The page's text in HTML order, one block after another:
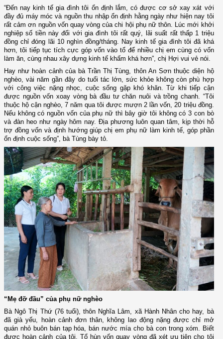
“Đến nay kinh tế gia đình tôi ổn định lắm, có được cơ sở xay xát với
đầy đủ máy móc và nguồn thu nhập ổn định hằng ngày như hiện nay tôi
rất cảm ơn nguồn vốn quay vòng của chi hội phụ nữ thôn. Lúc mới khởi
nghiệp số tiền này đối với gia đình tôi rất quý, lãi suất rất thấp 1 triệu
đồng chỉ đóng lãi 10 nghìn đồng/tháng. Nay kinh tế gia đình tôi đã khá
hơn, tôi tiếp tục tích cực góp vốn vào tổ để nhiều chị em cùng có vốn
làm ăn, cùng nhau xây dựng kinh tế khấm khá hơn”, chị Hợi vui vẻ nói.
Hay như hoàn cảnh của bà Trần Thị Tùng, thôn An Sơn thuộc diện hộ
nghèo, vài năm gần đây do tuổi tác lớn, sức khỏe không còn phù hợp
với công việc nặng nhọc, cuộc sống gặp khó khăn. Từ khi tiếp cận
được nguồn vốn xoay vòng bà đầu tư chăn nuôi và trồng chanh. “Tôi
thuộc hộ cận nghèo, 7 năm qua tôi được mượn 2 lần vốn, 20 triệu đồng.
Nếu không có nguồn vốn của phụ nữ thì bây giờ tôi không có 3 con bò
và đàn heo như ngày hôm nay. Địa phương luôn quan tâm, kịp thời hỗ
trợ đồng vốn và định hướng giúp chị em phụ nữ làm kinh tế, góp phần
ổn định cuộc sống”, bà Tùng bày tỏ.
“Mẹ đỡ đầu” của phụ nữ nghèo
Bà Ngô Thị Thứ (76 tuổi), thôn Nghĩa Lâm, xã Hành Nhân cho hay, bà
đã già yếu, hoàn cảnh đơn thân, không lao động nặng được chỉ mở
quán nhỏ buôn bán tạp hóa, bán nước mía cho bà con trong xóm. Biết
được hoàn cảnh của tôi, Tổ hùn vốn quay vòng đã xét ưu tiên cho tôi